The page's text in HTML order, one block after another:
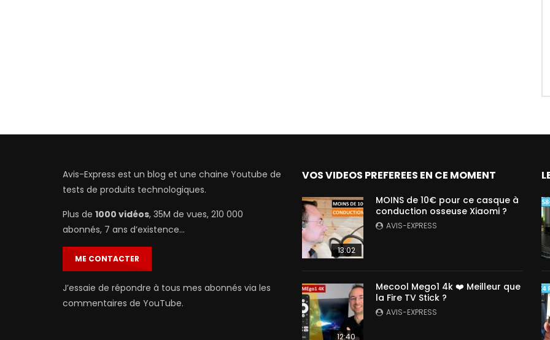
Avis-Express est un blog et une chaine Youtube de
tests de produits technologiques.
Plus de 1000 vidéos, 35M de vues, 210 000
abonnés, 7 ans d’existence…
ME CONTACTER
J’essaie de répondre à tous mes abonnés via les
commentaires de YouTube.
VOS VIDEOS PREFEREES EN CE MOMENT
13:02
MOINS de 10€ pour ce casque à
conduction osseuse Xiaomi ?
AVIS-EXPRESS
12:40
Mecool Mego1 4k ❤️ Meilleur que
la Fire TV Stick ?
AVIS-EXPRESS